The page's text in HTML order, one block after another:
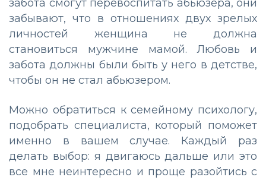
забота смогут перевоспитать абьюзера, они
забывают, что в отношениях двух зрелых
личностей женщина не должна
становиться мужчине мамой. Любовь и
забота должны были быть у него в детстве,
чтобы он не стал абьюзером.
Можно обратиться к семейному психологу,
подобрать специалиста, который поможет
именно в вашем случае. Каждый раз
делать выбор: я двигаюсь дальше или это
все мне неинтересно и проще разойтись с